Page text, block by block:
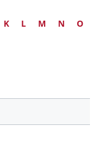
K L M N O